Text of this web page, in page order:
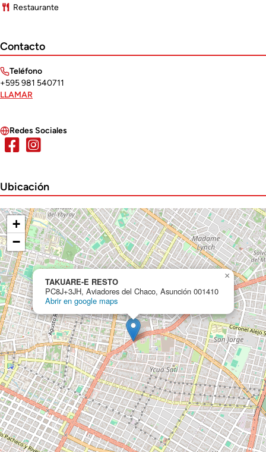
Restaurante
Contacto
Teléfono
+595 981 540711
LLAMAR
Redes Sociales
Ubicación
TAKUARE-E RESTO
PC8J+3JH, Aviadores del Chaco, Asunción 001410
Abrir en google maps
×
+
−